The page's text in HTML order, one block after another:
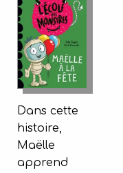
Dans cette
histoire,
Maëlle
apprend